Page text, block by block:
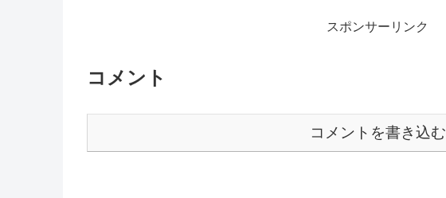
スポンサーリンク
コメント
コメントを書き込む